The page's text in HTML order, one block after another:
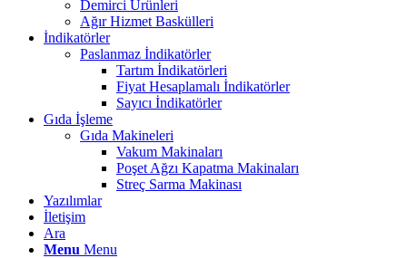
Demirci Ürünleri
Ağır Hizmet Baskülleri
İndikatörler
Paslanmaz İndikatörler
Tartım İndikatörleri
Fiyat Hesaplamalı İndikatörler
Sayıcı İndikatörler
Gıda İşleme
Gıda Makineleri
Vakum Makinaları
Poşet Ağzı Kapatma Makinaları
Streç Sarma Makinası
Yazılımlar
İletişim
Ara
Menu Menu